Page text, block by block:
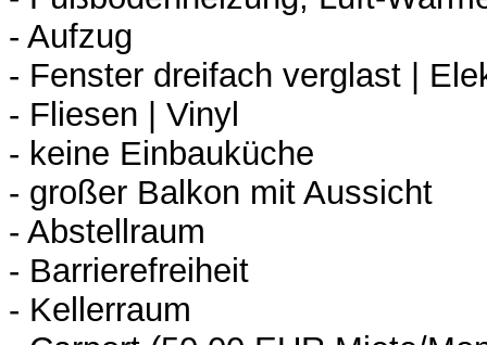
- Aufzug
- Fenster dreifach verglast |
- Fliesen | Vinyl
- keine Einbauküche
- großer Balkon mit Aussicht
- Abstellraum
- Barrierefreiheit
- Kellerraum